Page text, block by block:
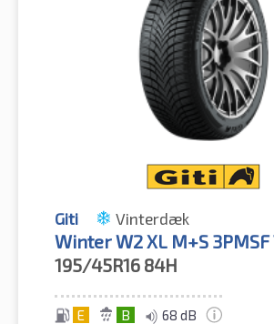
Giti Vinterdæk
Winter W2 XL M+S 3PMSF
195/45R16 84H
E B 68 dB